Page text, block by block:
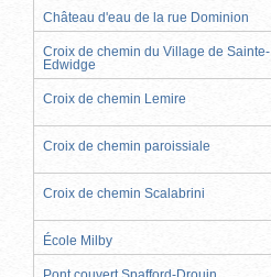
Château d'eau de la rue Dominion
Croix de chemin du Village de Sainte-
Edwidge
Croix de chemin Lemire
Croix de chemin paroissiale
Croix de chemin Scalabrini
École Milby